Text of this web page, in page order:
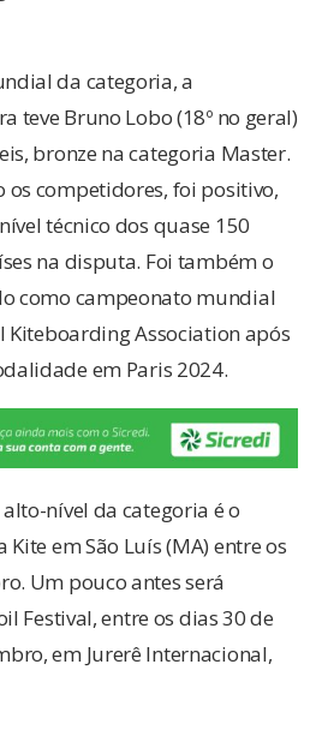
da categoria, a
teve Bruno Lobo (18º no geral)
bronze na categoria Master.
os competidores, foi positivo,
técnico dos quase 150
na disputa. Foi também o
como campeonato mundial
Kiteboarding Association após
em Paris 2024.
nível da categoria é o
em São Luís (MA) entre os
Um pouco antes será
Festival, entre os dias 30 de
em Jurerê Internacional,